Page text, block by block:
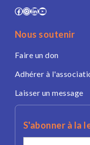
Facebook
Instagram
LinkedIn
YouTube
Nous soutenir
Faire un don
Adhérer à
Laisser un message
S'abonner à la